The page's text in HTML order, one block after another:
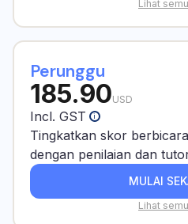
Lihat
Perunggu
185.90USD
Incl. GST i
Tingkatkan skor
dengan penilaian dan
MULAI
Lihat